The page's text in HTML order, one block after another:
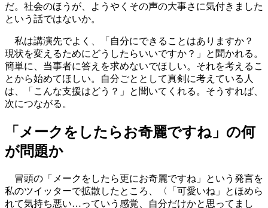
だ。‬社会のほうが、ようやくその声の大事さに気付きました
という話ではないか。
私は講演先でよく、「自分にできることはありますか？
現状を変えるためにどうしたらいいですか？」と聞かれる。
簡単に、当事者に答えを求めないでほしい。それを考えるこ
とから始めてほしい。自分ごととして真剣に考えている人
は、「こんな支援はどう？」と聞いてくれる。そうすれば、
次につながる。
「メークをしたらお奇麗ですね」の何
が問題か
冒頭の「メークをしたら更にお奇麗ですね」という発言を
私のツイッターで拡散したところ、〈「可愛いね」とほめら
れて気持ち悪い…っていう感覚、自分だけかと思ってまし